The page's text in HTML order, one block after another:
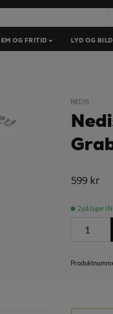
OG FRITID LYD OG
NEDIS
599 kr
2på lager i